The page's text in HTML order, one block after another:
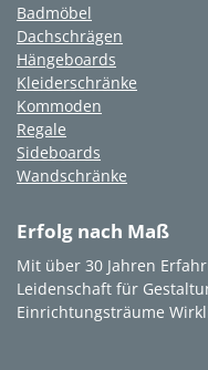
Badmöbel
Dachschrägen
Hängeboards
Kleiderschränke
Kommoden
Regale
Sideboards
Wandschränke
Erfolg nach Maß
Mit über 30 Jahren
Leidenschaft für
Einrichtungsträume